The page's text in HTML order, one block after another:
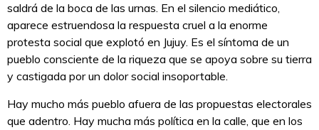
saldrá de la boca de las urnas. En el silencio mediático,
aparece estruendosa la respuesta cruel a la enorme
protesta social que explotó en Jujuy. Es el síntoma de un
pueblo consciente de la riqueza que se apoya sobre su tierra
y castigada por un dolor social insoportable.
Hay mucho más pueblo afuera de las propuestas electorales
que adentro. Hay mucha más política en la calle, que en los